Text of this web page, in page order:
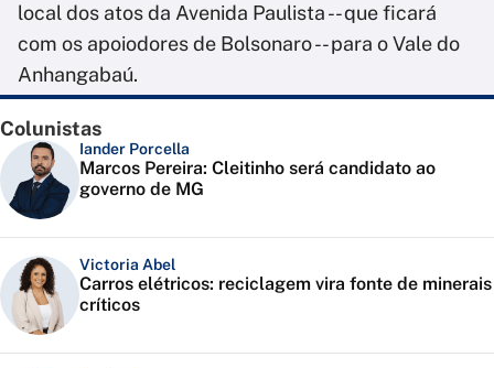
local dos atos da Avenida Paulista -- que ficará
com os apoiodores de Bolsonaro -- para o Vale do
Anhangabaú.
Colunistas
Iander Porcella
Marcos Pereira: Cleitinho será candidato ao
governo de MG
Victoria Abel
Carros elétricos: reciclagem vira fonte de minerais
críticos